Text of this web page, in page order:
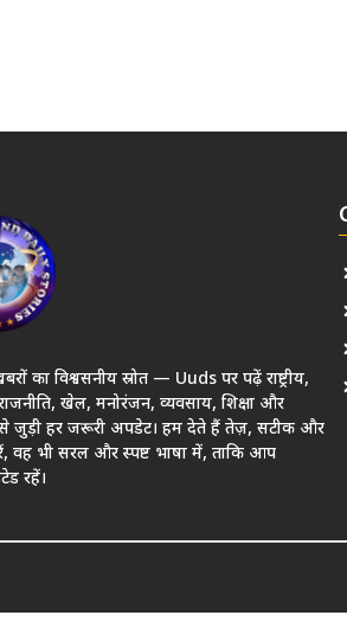
का विश्वसनीय स्रोत — Uuds पर पढ़ें राष्ट्रीय,
राजनीति, खेल, मनोरंजन, व्यवसाय, शिक्षा और
से जुड़ी हर जरूरी अपडेट। हम देते हैं तेज़, सटीक और
वह भी सरल और स्पष्ट भाषा में, ताकि आप
रहें।